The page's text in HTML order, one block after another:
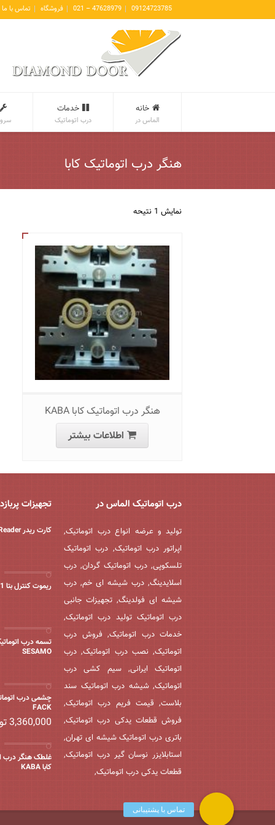
09124723785
47628979 – 021 فروشگاه تماس با ما
خانه
الماس در
خدمات
درب اتوماتیک
هنگر درب اتوماتیک کابا
نمایش 1 نتیحه
هنگر درب اتوماتیک کابا KABA
اطلاعات بیشتر
درب اتوماتیک الماس در
تولید و عرضه انواع درب اتوماتیک,
اپراتور درب اتوماتیک, درب اتوماتیک
تلسکوپی, درب اتوماتیک گردان, درب
اسلایدینگ, درب شیشه ای خم, درب
شیشه ای فولدینگ, تجهیزات جانبی
درب اتوماتیک تولید درب اتوماتیک,
خدمات درب اتوماتیک, فروش درب
اتوماتیک, نصب درب اتوماتیک, درب
اتوماتیک ایرانی, سیم کشی درب
اتوماتیک, شیشه درب اتوماتیک سند
بلاست, قیمت فریم درب اتوماتیک,
فروش قطعات یدکی درب اتوماتیک,
باتری درب اتوماتیک شیشه ای تهران,
استابلایزر نوسان گیر درب اتوماتیک,
قطعات یدکی درب اتوماتیک,
تجهیزات
کارت ریدر EM Reader
ریموت کنترل بتا 2011
تسمه درب
SESAMO
چشمی درب
FACK
3,360,000
غلطک هنگر درب
کابا KABA